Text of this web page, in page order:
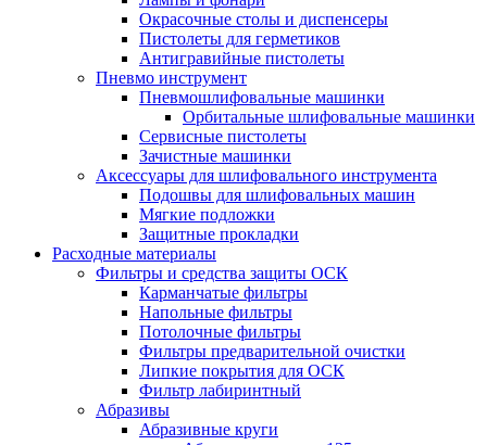
Окрасочные столы и диспенсеры
Пистолеты для герметиков
Антигравийные пистолеты
Пневмо инструмент
Пневмошлифовальные машинки
Орбитальные шлифовальные машинки
Сервисные пистолеты
Зачистные машинки
Аксессуары для шлифовального инструмента
Подошвы для шлифовальных машин
Мягкие подложки
Защитные прокладки
Расходные материалы
Фильтры и средства защиты ОСК
Карманчатые фильтры
Напольные фильтры
Потолочные фильтры
Фильтры предварительной очистки
Липкие покрытия для ОСК
Фильтр лабиринтный
Абразивы
Абразивные круги